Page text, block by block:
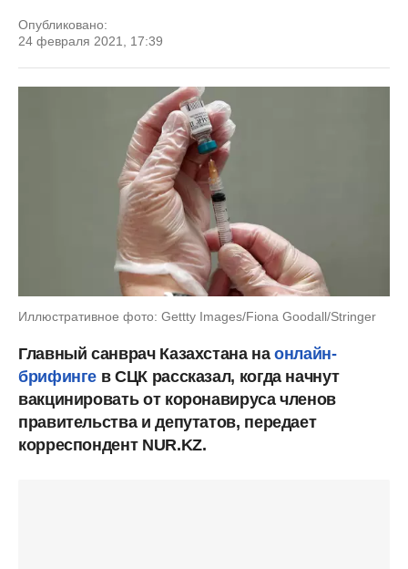
Опубликовано:
24 февраля 2021, 17:39
Иллюстративное фото: Gettty Images/Fiona Goodall/Stringer
Главный санврач Казахстана наонлайн-
брифинге в СЦК рассказал, когда начнут
вакцинировать от коронавируса членов
правительства и депутатов, передает
корреспондент NUR.KZ.